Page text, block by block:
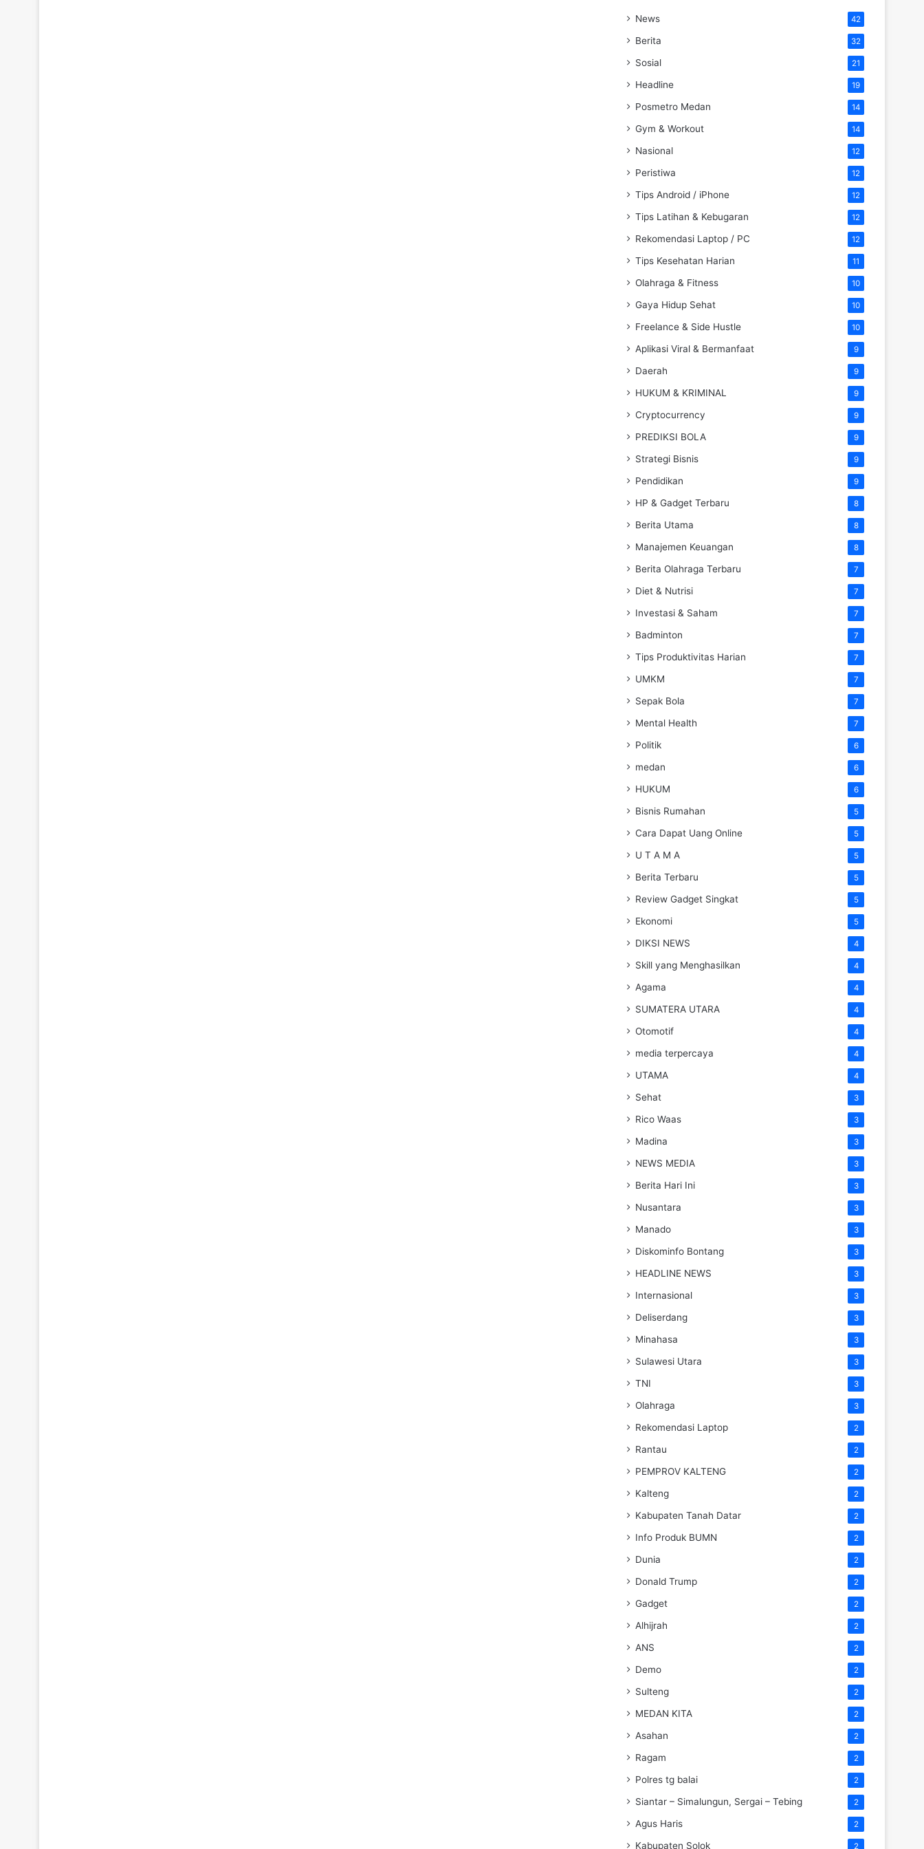
News 42
Berita 32
Sosial 21
Headline 19
Posmetro Medan 14
Gym & Workout 14
Nasional 12
Peristiwa 12
Tips Android / iPhone 12
Tips Latihan & Kebugaran 12
Rekomendasi Laptop / PC 12
Tips Kesehatan Harian 11
Olahraga & Fitness 10
Gaya Hidup Sehat 10
Freelance & Side Hustle 10
Aplikasi Viral & Bermanfaat 9
Daerah 9
HUKUM & KRIMINAL 9
Cryptocurrency 9
PREDIKSI BOLA 9
Strategi Bisnis 9
Pendidikan 9
HP & Gadget Terbaru 8
Berita Utama 8
Manajemen Keuangan 8
Berita Olahraga Terbaru 7
Diet & Nutrisi 7
Investasi & Saham 7
Badminton 7
Tips Produktivitas Harian 7
UMKM 7
Sepak Bola 7
Mental Health 7
Politik 6
medan 6
HUKUM 6
Bisnis Rumahan 5
Cara Dapat Uang Online 5
U T A M A 5
Berita Terbaru 5
Review Gadget Singkat 5
Ekonomi 5
DIKSI NEWS 4
Skill yang Menghasilkan 4
Agama 4
SUMATERA UTARA 4
Otomotif 4
media terpercaya 4
UTAMA 4
Sehat 3
Rico Waas 3
Madina 3
NEWS MEDIA 3
Berita Hari Ini 3
Nusantara 3
Manado 3
Diskominfo Bontang 3
HEADLINE NEWS 3
Internasional 3
Deliserdang 3
Minahasa 3
Sulawesi Utara 3
TNI 3
Olahraga 3
Rekomendasi Laptop 2
Rantau 2
PEMPROV KALTENG 2
Kalteng 2
Kabupaten Tanah Datar 2
Info Produk BUMN 2
Dunia 2
Donald Trump 2
Gadget 2
Alhijrah 2
ANS 2
Demo 2
Sulteng 2
MEDAN KITA 2
Asahan 2
Ragam 2
Polres tg balai 2
Siantar – Simalungun, Sergai – Tebing 2
Agus Haris 2
Kabupaten Solok 2